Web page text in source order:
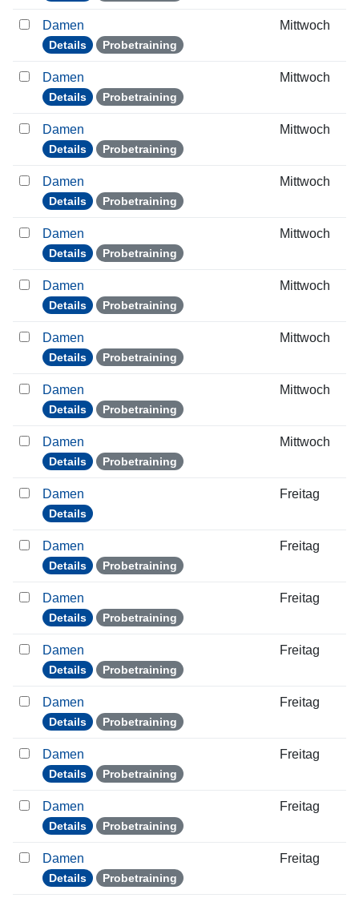
Damen
Details Probetraining
Mittwoch
Damen
Details Probetraining
Mittwoch
Damen
Details Probetraining
Mittwoch
Damen
Details Probetraining
Mittwoch
Damen
Details Probetraining
Mittwoch
Damen
Details Probetraining
Mittwoch
Damen
Details Probetraining
Mittwoch
Damen
Details Probetraining
Mittwoch
Damen
Details Probetraining
Mittwoch
Damen
Details
Freitag
Damen
Details Probetraining
Freitag
Damen
Details Probetraining
Freitag
Damen
Details Probetraining
Freitag
Damen
Details Probetraining
Freitag
Damen
Details Probetraining
Freitag
Damen
Details Probetraining
Freitag
Damen
Details Probetraining
Freitag